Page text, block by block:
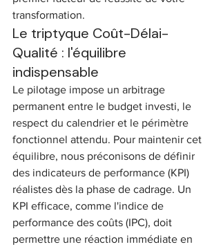
transformation.
Le triptyque Coût-Délai-
Qualité : l'équilibre
indispensable
Le pilotage impose un arbitrage
permanent entre le budget investi, le
respect du calendrier et le périmètre
fonctionnel attendu. Pour maintenir cet
équilibre, nous préconisons de définir
des indicateurs de performance (KPI)
réalistes dès la phase de cadrage. Un
KPI efficace, comme l'indice de
performance des coûts (IPC), doit
permettre une réaction immédiate en